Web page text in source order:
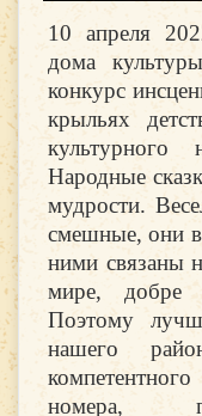
10 апреля
дома
конкурс
крыльях
культурного
Народные
мудрости.
смешные, они
ними связаны
мире, добре
Поэтому
нашего
номера,